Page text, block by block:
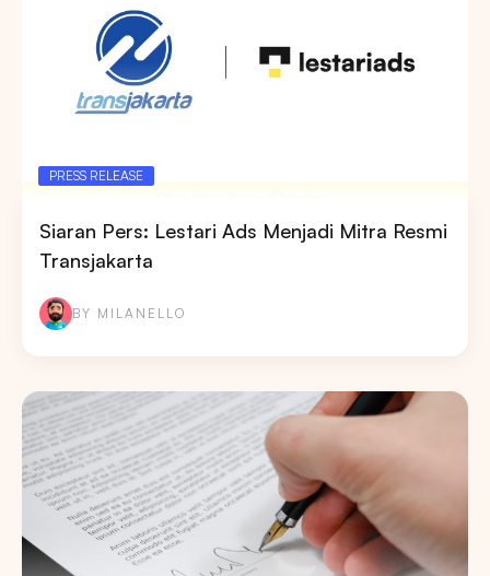
PRESS RELEASE
Siaran Pers: Lestari Ads Menjadi Mitra Resmi
Transjakarta
BY MILANELLO